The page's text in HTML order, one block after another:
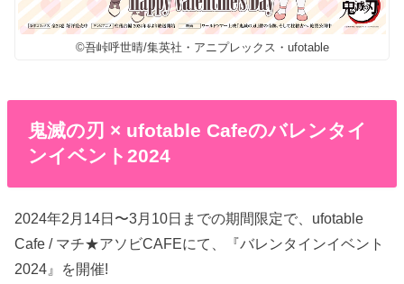
©吾峠呼世晴/集英社・アニプレックス・ufotable
鬼滅の刃 × ufotable Cafeのバレンタイ
ンイベント2024
2024年2月14日〜3月10日までの期間限定で、ufotable
Cafe / マチ★アソビCAFEにて、『バレンタインイベント
2024』を開催!